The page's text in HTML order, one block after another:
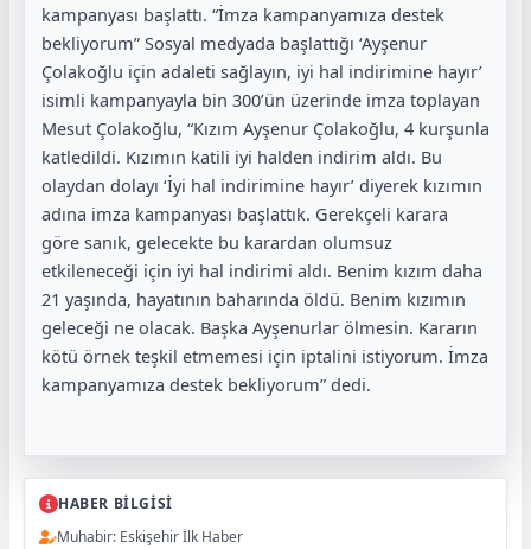
kampanyası başlattı. “İmza kampanyamıza destek
bekliyorum” Sosyal medyada başlattığı ‘Ayşenur
Çolakoğlu için adaleti sağlayın, iyi hal indirimine hayır’
isimli kampanyayla bin 300’ün üzerinde imza toplayan
Mesut Çolakoğlu, “Kızım Ayşenur Çolakoğlu, 4 kurşunla
katledildi. Kızımın katili iyi halden indirim aldı. Bu
olaydan dolayı ‘İyi hal indirimine hayır’ diyerek kızımın
adına imza kampanyası başlattık. Gerekçeli karara
göre sanık, gelecekte bu karardan olumsuz
etkileneceği için iyi hal indirimi aldı. Benim kızım daha
21 yaşında, hayatının baharında öldü. Benim kızımın
geleceği ne olacak. Başka Ayşenurlar ölmesin. Kararın
kötü örnek teşkil etmemesi için iptalini istiyorum. İmza
kampanyamıza destek bekliyorum” dedi.
HABER BİLGİSİ
Muhabir: Eskişehir İlk Haber